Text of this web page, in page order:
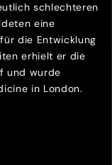
schlechteren
eine
die Entwicklung
erhielt er die
und wurde
in London.